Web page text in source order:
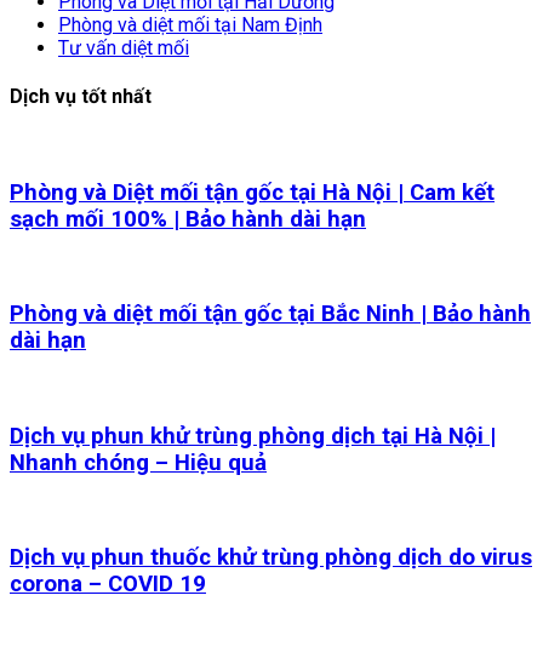
Phòng và diệt mối tại Nam Định
Tư vấn diệt mối
Dịch vụ tốt nhất
Phòng và Diệt mối tận gốc tại Hà Nội | Cam kết
sạch mối 100% | Bảo hành dài hạn
Phòng và diệt mối tận gốc tại Bắc Ninh | Bảo hành
dài hạn
Dịch vụ phun khử trùng phòng dịch tại Hà Nội |
Nhanh chóng – Hiệu quả
Dịch vụ phun thuốc khử trùng phòng dịch do virus
corona – COVID 19